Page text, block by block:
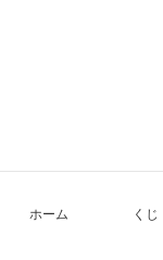
ホーム くじ